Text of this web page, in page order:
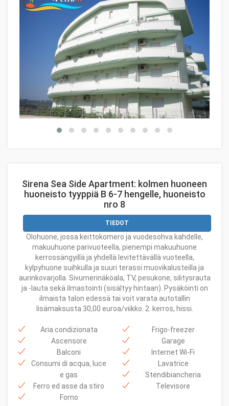
Sirena Sea Side Apartment: kolmen huoneen
huoneisto tyyppiä B 6-7 hengelle, huoneisto
nro 8
TIEDOT
Olohuone, jossa keittokomero ja vuodesohva kahdelle,
makuuhuone parivuoteella, pienempi makuuhuone
kerrossängyillä ja yhdellä levitettävällä vuoteella,
kylpyhuone suihkulla ja suuri terassi muovikalusteilla ja
aurinkovarjolla. Sivumerinäköala, TV, pesukone, silitysrauta
ja -lauta sekä ilmastointi (sisältyy hintaan). Pysäköinti on
ilmaista talon edessä tai voit varata autotallin
lisämaksusta 30,00 euroa/viikko. 2. kerros, hissi.
Aria condizionata
Ascensore
Balconi
Consumi di acqua, luce
e gas
Ferro ed asse da stiro
Forno
Frigo-freezer
Garage
Internet Wi-Fi
Lavatrice
Stendibiancheria
Televisore